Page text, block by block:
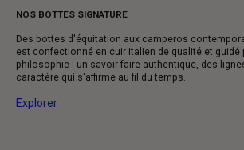
NOS BOTTES SIGNATURE
Des bottes d'équitation aux camperos
est confectionné en cuir italien de qualité et guidé
philosophie : un savoir-faire authentique, des
caractère qui s'affirme au fil du temps.
Explorer